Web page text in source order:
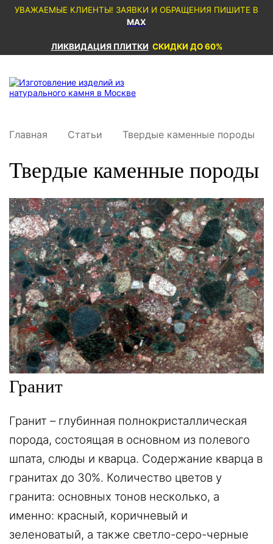
УВАЖАЕМЫЕ КЛИЕНТЫ! ЗАЯВКИ И ОБРАЩЕНИЯ ПИШИТЕ В
MAX
ЛИКВИДАЦИЯ ПЛИТКИ СКИДКИ ДО 60%
Главная Статьи Твердые каменные породы
Твердые каменные породы
Гранит
Гранит – глубинная полнокристаллическая
порода, состоящая в основном из полевого
шпата, слюды и кварца. Содержание кварца в
гранитах до 30%. Количество цветов у
гранита: основных тонов несколько, а
именно: красный, коричневый и
зеленоватый, а также светло-серо-черные